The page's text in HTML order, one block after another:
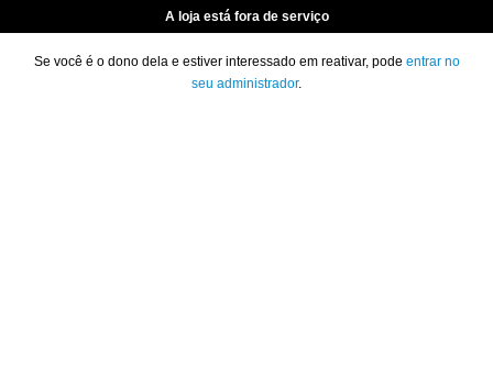
A loja está fora de serviço
Se você é o dono dela e estiver interessado em reativar, pode entrar no
seu administrador.